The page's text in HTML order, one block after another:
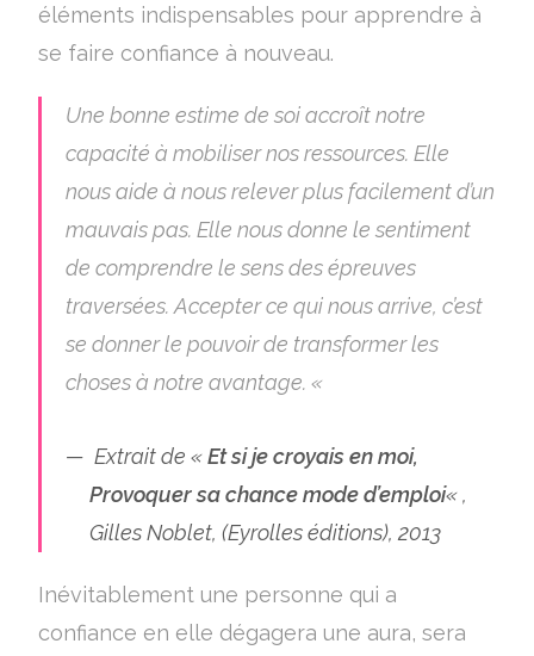
éléments indispensables pour apprendre à
se faire confiance à nouveau.
Une bonne estime de soi accroît notre
capacité à mobiliser nos ressources. Elle
nous aide à nous relever plus facilement d’un
mauvais pas. Elle nous donne le sentiment
de comprendre le sens des épreuves
traversées. Accepter ce qui nous arrive, c’est
se donner le pouvoir de transformer les
choses à notre avantage.«
Extrait de «Et si je croyais en moi,
Provoquer sa chance mode d’emploi« ,
Gilles Noblet, (Eyrolles éditions), 2013
Inévitablement une personne qui a
confiance en elle dégagera une aura, sera